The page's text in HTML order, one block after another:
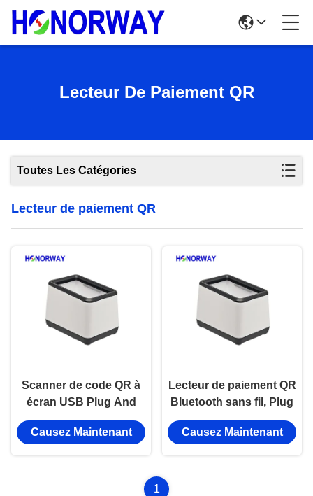
Lecteur De Paiement QR
Toutes Les Catégories
Lecteur de paiement QR
Scanner de code QR à
écran USB Plug And
Play, lecture
automatique mains
Causez Maintenant
Lecteur de paiement QR
Bluetooth sans fil, Plug
and Play, scan de code
QR 2D pour portefeuille
Causez Maintenant
1